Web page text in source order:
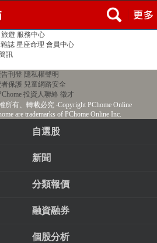
旅遊 服務中心
雜誌 星座命理 會員中心
訊
告刊登 隱私權聲明
保護 兒童網路安全
投資人聯絡 徵才
所有、轉載必究‧Copyright PChome Online
are trademarks of PChome Online Inc.
自選股
新聞
分類報價
融資融券
個股分析